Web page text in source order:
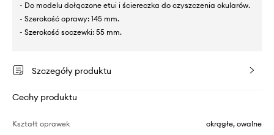
- Do modelu dołączone etui i ściereczka do czyszczenia okularów.
- Szerokość oprawy: 145 mm.
- Szerokość soczewki: 55 mm.
Szczegóły produktu
Cechy produktu
Kształt oprawek okrągłe, owalne